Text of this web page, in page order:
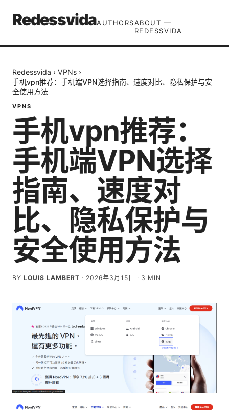
RedessvidaAUTHORSABOUT —
REDESSVIDA
Redessvida › VPNs ›
手机vpn推荐：手机端VPN选择指南、速度对比、隐私保护与安
全使用方法
VPNS
手机vpn推荐：
手机端VPN选择
指南、速度对
比、隐私保护与
安全使用方法
BY LOUIS LAMBERT · 2026年3月15日 · 3 MIN